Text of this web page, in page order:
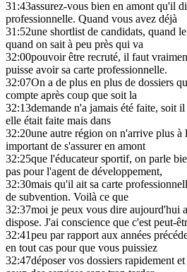
31:43assurez-vous bien en amont qu'il
professionnelle. Quand vous avez déjà
31:52une shortlist de candidats, quand
quand on sait à peu près qui va
32:00pouvoir être recruté, il faut
puisse avoir sa carte professionnelle.
32:07On a de plus en plus de dossiers
compte après coup que soit la
32:13demande n'a jamais été faite, soit
elle était faite mais dans
32:20une autre région on n'arrive plus à
important de s'assurer en amont
32:25que l'éducateur sportif, on parle
pas pour l'agent de développement,
32:30mais qu'il ait sa carte
de subvention. Voilà ce que
32:37moi je peux vous dire aujourd'hui
dispose. J'ai conscience que c'est peut-
32:41peu par rapport aux années
en tout cas pour que vous puissiez
32:47déposer vos dossiers rapidement